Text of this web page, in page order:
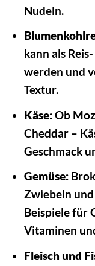
Nudeln.
kann als
werden und
Textur.
Käse:Ob
Cheddar –
Geschmack
Gemüse:
Zwiebeln
Beispiele für
Vitaminen
Fleisch und